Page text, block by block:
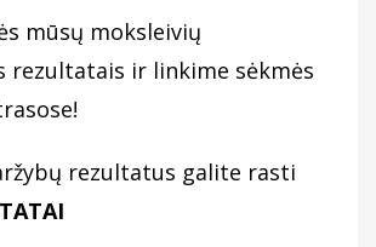
mūsų moksleivių
rezultatais ir linkime sėkmės
rezultatus galite rasti